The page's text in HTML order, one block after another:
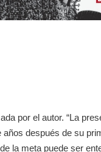
por el autor. “La
después de su
la meta puede ser